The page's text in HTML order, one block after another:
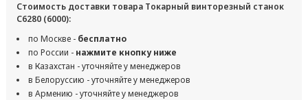
Стоимость доставки товара Токарный винторезный станок
С6280 (6000):
по Москве - бесплатно
по России - нажмите кнопку ниже
в Казахстан - уточняйте у менеджеров
в Белоруссию - уточняйте у менеджеров
в Армению - уточняйте у менеджеров